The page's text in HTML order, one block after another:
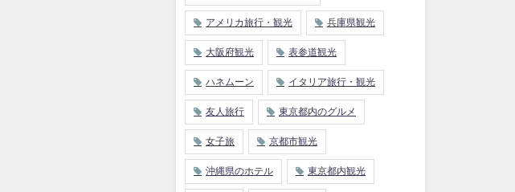
アメリカ旅行・観光 兵庫県観光
大阪府観光 表参道観光
ハネムーン イタリア旅行・観光
友人旅行 東京都内のグルメ
女子旅 京都市観光
沖縄県のホテル 東京都内観光